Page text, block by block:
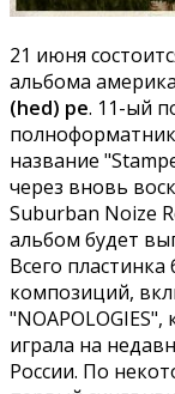
21 июня
альбома
(hed) pe. 11-ый
название
через вновь
Suburban Noize
альбом будет
Всего
композиций,
играла на
России. По